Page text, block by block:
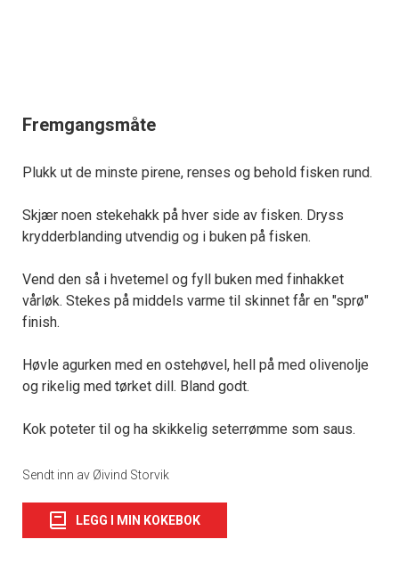
Fremgangsmåte
Plukk ut de minste pirene, renses og behold fisken rund.
Skjær noen stekehakk på hver side av fisken. Dryss
krydderblanding utvendig og i buken på fisken.
Vend den så i hvetemel og fyll buken med finhakket
vårløk. Stekes på middels varme til skinnet får en "sprø"
finish.
Høvle agurken med en ostehøvel, hell på med olivenolje
og rikelig med tørket dill. Bland godt.
Kok poteter til og ha skikkelig seterrømme som saus.
Sendt inn av Øivind Storvik
LEGG I MIN KOKEBOK